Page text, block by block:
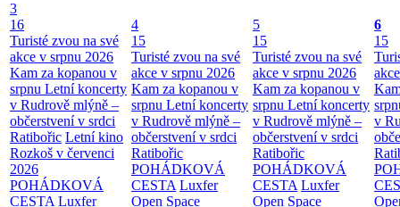
3
16
Turisté zvou na své
akce v srpnu 2026
Kam za kopanou v
srpnu Letní koncerty
v Rudrově mlýně –
občerstvení v srdci
Ratibořic Letní kino
Rozkoš v červenci
2026
POHÁDKOVÁ
CESTA Luxfer
4
15
Turisté zvou na své
akce v srpnu 2026
Kam za kopanou v
srpnu Letní koncerty
v Rudrově mlýně –
občerstvení v srdci
Ratibořic
POHÁDKOVÁ
CESTA Luxfer
Open Space
5
15
Turisté zvou na své
akce v srpnu 2026
Kam za kopanou v
srpnu Letní koncerty
v Rudrově mlýně –
občerstvení v srdci
Ratibořic
POHÁDKOVÁ
CESTA Luxfer
Open Space
6
15
v